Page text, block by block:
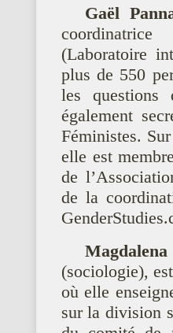
Gaël
(Laboratoire
plus de 550
les
également
Féministes.
elle est
de
de la
(sociologie),
où elle
sur la division